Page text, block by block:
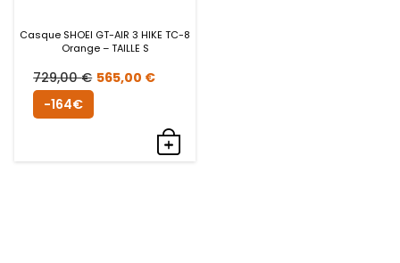
Casque SHOEI GT-AIR 3 HIKE TC-8
Orange – TAILLE S
729,00€ Le
565,00 €Le
actuel
est :
-164€